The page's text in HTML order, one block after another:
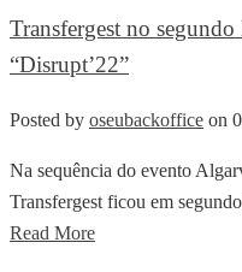
Transfergest no
“Disrupt’22”
Posted by oseubackoffice on
Na sequência do evento
Transfergest ficou em
Read More